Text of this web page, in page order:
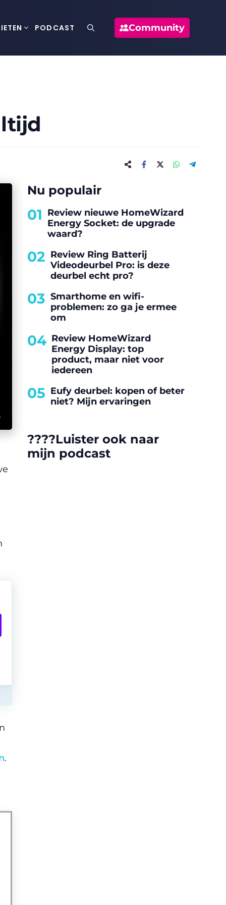
PODCAST Community
.
Nu populair
01 Review nieuwe HomeWizard
Energy Socket: de upgrade
waard?
02 Review Ring Batterij
Videodeurbel Pro: is deze
deurbel echt pro?
03 Smarthome en wifi-
problemen: zo ga je ermee
om
04 Review HomeWizard
Energy Display: top
product, maar niet voor
iedereen
05 Eufy deurbel: kopen of beter
niet? Mijn ervaringen
????️Luister ook naar
mijn podcast